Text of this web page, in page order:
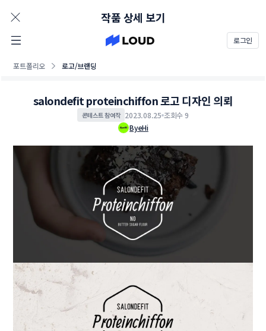
로그인
포트폴리오 로고/브랜딩
작품 상세 보기
salondefit proteinchiffon 로고 디자인 의뢰
콘테스트 참여작 2023.08.25 조회수 9
ByeHi